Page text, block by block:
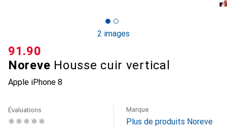
2 images
Noreve Housse cuir vertical
Apple iPhone 8
CHF
91.90
Évaluations Marque
Plus de produits Noreve